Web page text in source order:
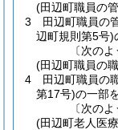
(田辺町職員の
3
田辺町職員の
辺町規則第5号)
〔次の
(田辺町職員の
4
田辺町職員の
第17号)の一部
〔次の
(田辺町老人医